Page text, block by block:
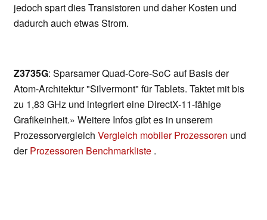
jedoch spart dies Transistoren und daher Kosten und
dadurch auch etwas Strom.
Z3735G: Sparsamer Quad-Core-SoC auf Basis der
Atom-Architektur "Silvermont" für Tablets. Taktet mit bis
zu 1,83 GHz und integriert eine DirectX-11-fähige
Grafikeinheit.» Weitere Infos gibt es in unserem
Prozessorvergleich Vergleich mobiler Prozessoren und
derProzessoren Benchmarkliste .